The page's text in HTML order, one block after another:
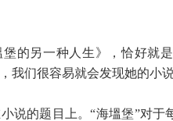
的另一种人生》，恰好就
我们很容易就会发现她的小
说的题目上。“海塭堡”对